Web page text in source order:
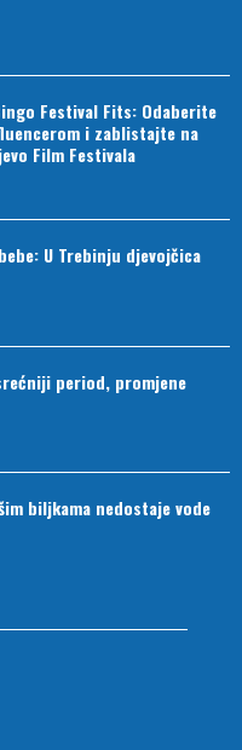
Festival Fits: Odaberite
i zablistajte na
Film Festivala
U Trebinju djevojčica
period, promjene
biljkama nedostaje vode